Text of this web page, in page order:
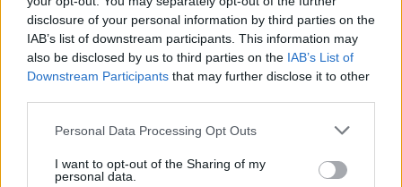
disclosure of your personal information by third parties on the
IAB’s list of downstream participants. This information may
also be disclosed by us to third parties on the IAB’s List of
Downstream Participants that may further disclose it to other
Personal Data Processing Opt Outs
I want to opt-out of the Sharing of my
personal data.